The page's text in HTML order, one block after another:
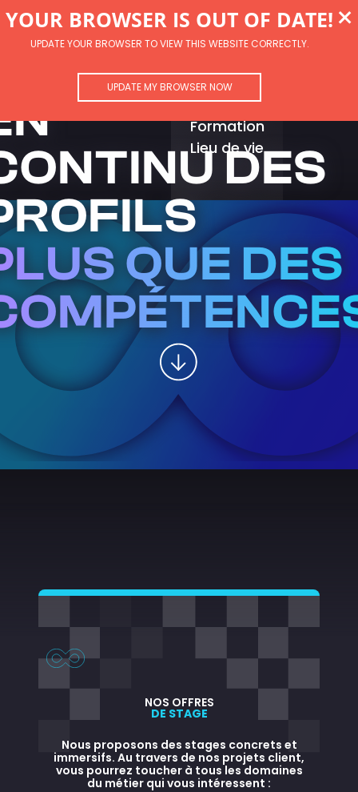
YOUR BROWSER IS OUT OF DATE!
UPDATE YOUR BROWSER TO VIEW THIS WEBSITE CORRECTLY.
UPDATE MY BROWSER NOW
×
Carrière
Formation
Lieu de vie
DES
QUE DES
NOS OFFRES
DE STAGE
Nous proposons des stages concrets et
immersifs. Au travers de nos projets client,
vous pourrez toucher à tous les domaines
du métier qui vous intéressent :